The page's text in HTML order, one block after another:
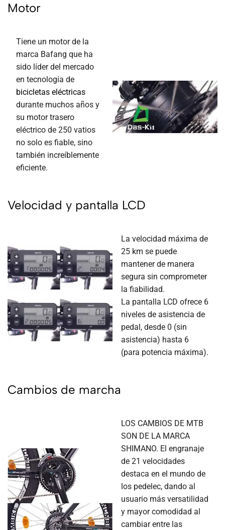
Motor
Tiene un motor de la
marca Bafang que ha
sido líder del mercado
en tecnología de
bicicletas eléctricas
durante muchos años y
su motor trasero
eléctrico de 250 vatios
no solo es fiable, sino
también increíblemente
eficiente.
Velocidad y pantalla LCD
La velocidad máxima de
25 km se puede
mantener de manera
segura sin comprometer
la fiabilidad.
La pantalla LCD ofrece 6
niveles de asistencia de
pedal, desde 0 (sin
asistencia) hasta 6
(para potencia máxima).
Cambios de marcha
LOS CAMBIOS DE MTB
SON DE LA MARCA
SHIMANO. El engranaje
de 21 velocidades
destaca en el mundo de
los pedelec, dando al
usuario más versatilidad
y mayor comodidad al
cambiar entre las